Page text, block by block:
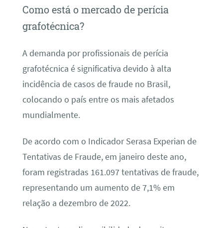
Como está o mercado de perícia
grafotécnica?
A demanda por profissionais de perícia
grafotécnica é significativa devido à alta
incidência de casos de fraude no Brasil,
colocando o país entre os mais afetados
mundialmente.
De acordo com o Indicador Serasa Experian de
Tentativas de Fraude, em janeiro deste ano,
foram registradas 161.097 tentativas de fraude,
representando um aumento de 7,1% em
relação a dezembro de 2022.